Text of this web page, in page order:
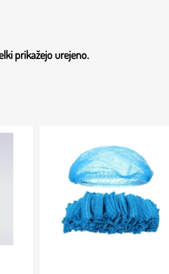
prikažejo urejeno.